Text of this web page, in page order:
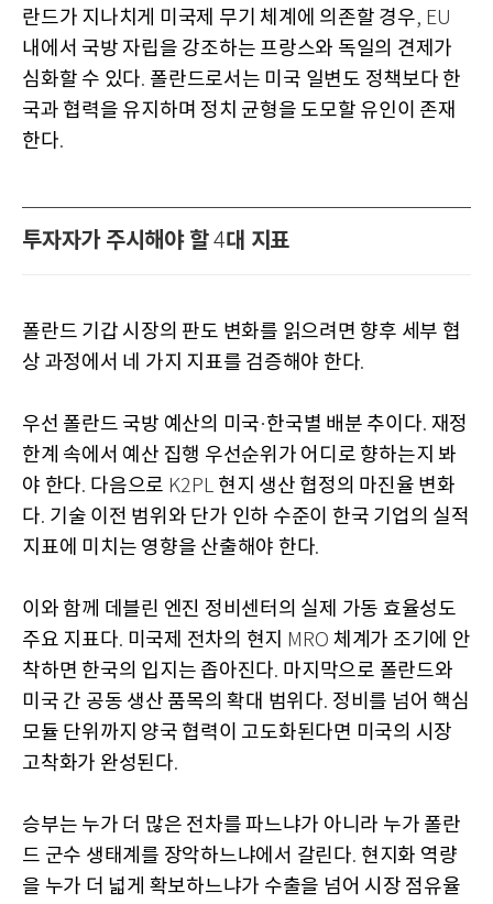
란드가 지나치게 미국제 무기 체계에 의존할 경우, EU
내에서 국방 자립을 강조하는 프랑스와 독일의 견제가
심화할 수 있다. 폴란드로서는 미국 일변도 정책보다 한
국과 협력을 유지하며 정치 균형을 도모할 유인이 존재
한다.
투자자가 주시해야 할4대 지표
폴란드 기갑 시장의 판도 변화를 읽으려면 향후 세부 협
상 과정에서 네 가지 지표를 검증해야 한다.
우선 폴란드 국방 예산의 미국·한국별 배분 추이다. 재정
한계 속에서 예산 집행 우선순위가 어디로 향하는지 봐
야 한다. 다음으로 K2PL 현지 생산 협정의 마진율 변화
다. 기술 이전 범위와 단가 인하 수준이 한국 기업의 실적
지표에 미치는 영향을 산출해야 한다.
이와 함께 데블린 엔진 정비센터의 실제 가동 효율성도
주요 지표다. 미국제 전차의 현지 MRO 체계가 조기에 안
착하면 한국의 입지는 좁아진다. 마지막으로 폴란드와
미국 간 공동 생산 품목의 확대 범위다. 정비를 넘어 핵심
모듈 단위까지 양국 협력이 고도화된다면 미국의 시장
고착화가 완성된다.
승부는 누가 더 많은 전차를 파느냐가 아니라 누가 폴란
드 군수 생태계를 장악하느냐에서 갈린다. 현지화 역량
을 누가 더 넓게 확보하느냐가 수출을 넘어 시장 점유율